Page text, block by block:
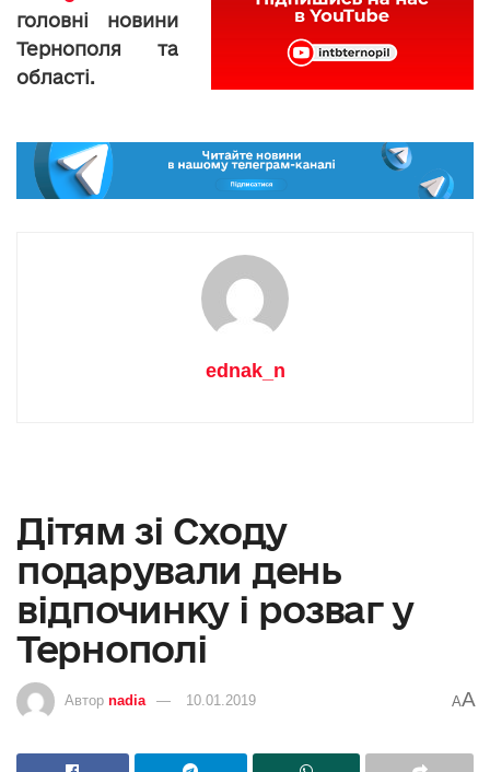
головні новини
Тернополя та
області.
ednak_n
Дітям зі Сходу
подарували день
відпочинку і розваг у
Тернополі
Автор nadia 10.01.2019 AA